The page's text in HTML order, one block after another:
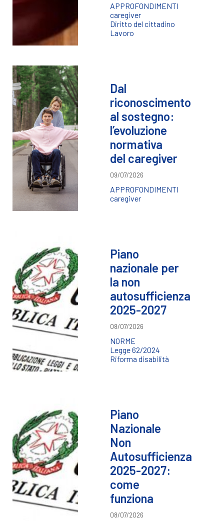
APPROFONDIMENTI
caregiver
Diritto del cittadino
Lavoro
Dal
riconoscimento
al sostegno:
l’evoluzione
normativa
del caregiver
09/07/2026
APPROFONDIMENTI
caregiver
Piano
nazionale per
la non
autosufficienza
2025-2027
08/07/2026
NORME
Legge 62/2024
Riforma disabilità
Piano
Nazionale
Non
Autosufficienza
2025-2027:
come
funziona
08/07/2026